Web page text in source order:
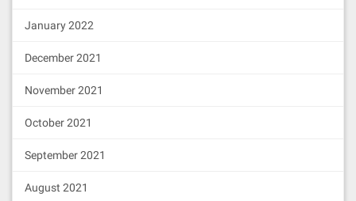
January 2022
December 2021
November 2021
October 2021
September 2021
August 2021